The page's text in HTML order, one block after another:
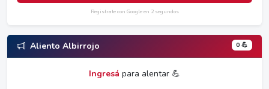
Registrate con Google en 2 segundos
Aliento Albirrojo 0 💪
Ingresá para alentar 💪